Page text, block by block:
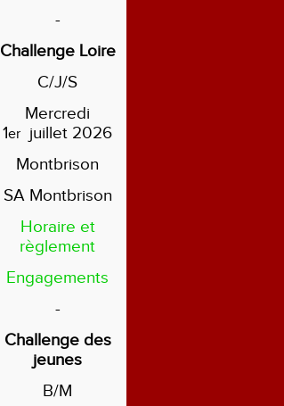
-
Challenge Loire
C/J/S
Mercredi
1er juillet 2026
Montbrison
SA Montbrison
Horaire et
règlement
Engagements
-
Challenge des
jeunes
B/M